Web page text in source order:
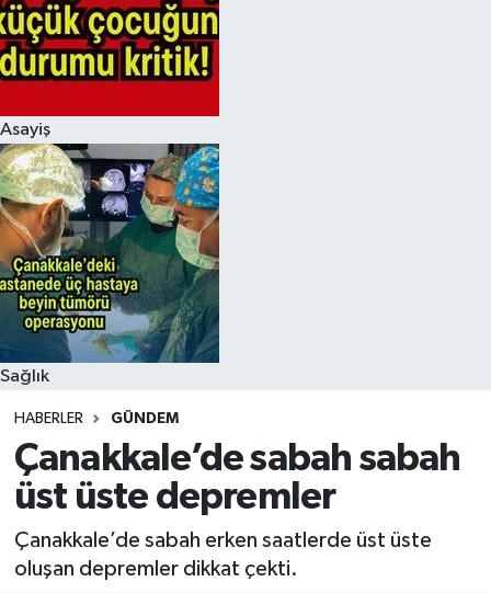
Asayiş
Sağlık
HABERLER GÜNDEM
Çanakkale’de sabah sabah
üst üste depremler
Çanakkale’de sabah erken saatlerde üst üste
oluşan depremler dikkat çekti.